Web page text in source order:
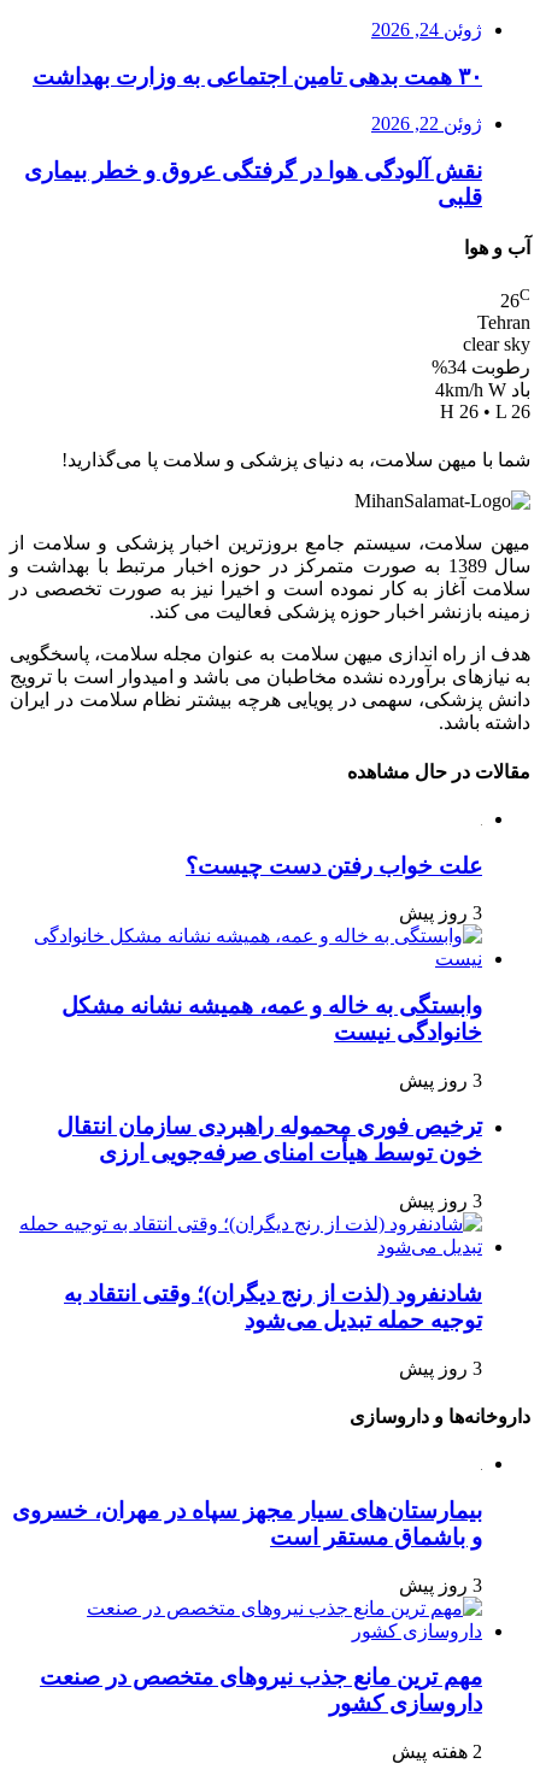
ژوئن 24, 2026
۳۰ همت بدهی تامین اجتماعی به وزارت بهداشت
ژوئن 22, 2026
نقش آلودگی هوا در گرفتگی عروق و خطر بیماری
قلبی
آب و هوا
26C
Tehran
clear sky
رطوبت 34%
باد 4km/h W
H 26 • L 26
شما با میهن سلامت، به دنیای پزشکی و سلامت پا می‌گذارید!
میهن سلامت، سیستم جامع بروزترین اخبار پزشکی و سلامت از
سال 1389 به صورت متمرکز در حوزه اخبار مرتبط با بهداشت و
سلامت آغاز به کار نموده است و اخیرا نیز به صورت تخصصی در
زمینه بازنشر اخبار حوزه پزشکی فعالیت می کند.
هدف از راه اندازی میهن سلامت به عنوان مجله سلامت، پاسخگویی
به نیازهای برآورده نشده مخاطبان می باشد و امیدوار است با ترویج
دانش پزشکی، سهمی در پویایی هرچه بیشتر نظام سلامت در ایران
داشته باشد.
مقالات در حال مشاهده
علت خواب رفتن دست چیست؟
3 روز پیش
وابستگی به خاله و عمه، همیشه نشانه مشکل
خانوادگی نیست
3 روز پیش
ترخیص فوری محموله راهبردی سازمان انتقال
خون توسط هیأت امنای صرفه‌جویی ارزی
3 روز پیش
شادنفرود (لذت از رنج دیگران)؛ وقتی انتقاد به
توجیه حمله تبدیل می‌شود
3 روز پیش
داروخانه‌ها و داروسازی
بیمارستان‌های سیار مجهز سپاه در مهران، خسروی
و باشماق مستقر است
3 روز پیش
مهم ترین مانع جذب نیروهای متخصص در صنعت
داروسازی کشور
2 هفته پیش